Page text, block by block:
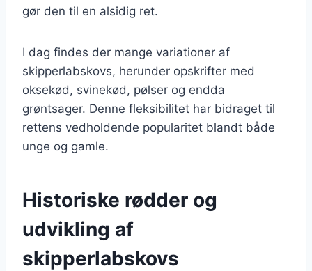
gør den til en alsidig ret.
I dag findes der mange variationer af
skipperlabskovs, herunder opskrifter med
oksekød, svinekød, pølser og endda
grøntsager. Denne fleksibilitet har bidraget til
rettens vedholdende popularitet blandt både
unge og gamle.
Historiske rødder og
udvikling af
skipperlabskovs